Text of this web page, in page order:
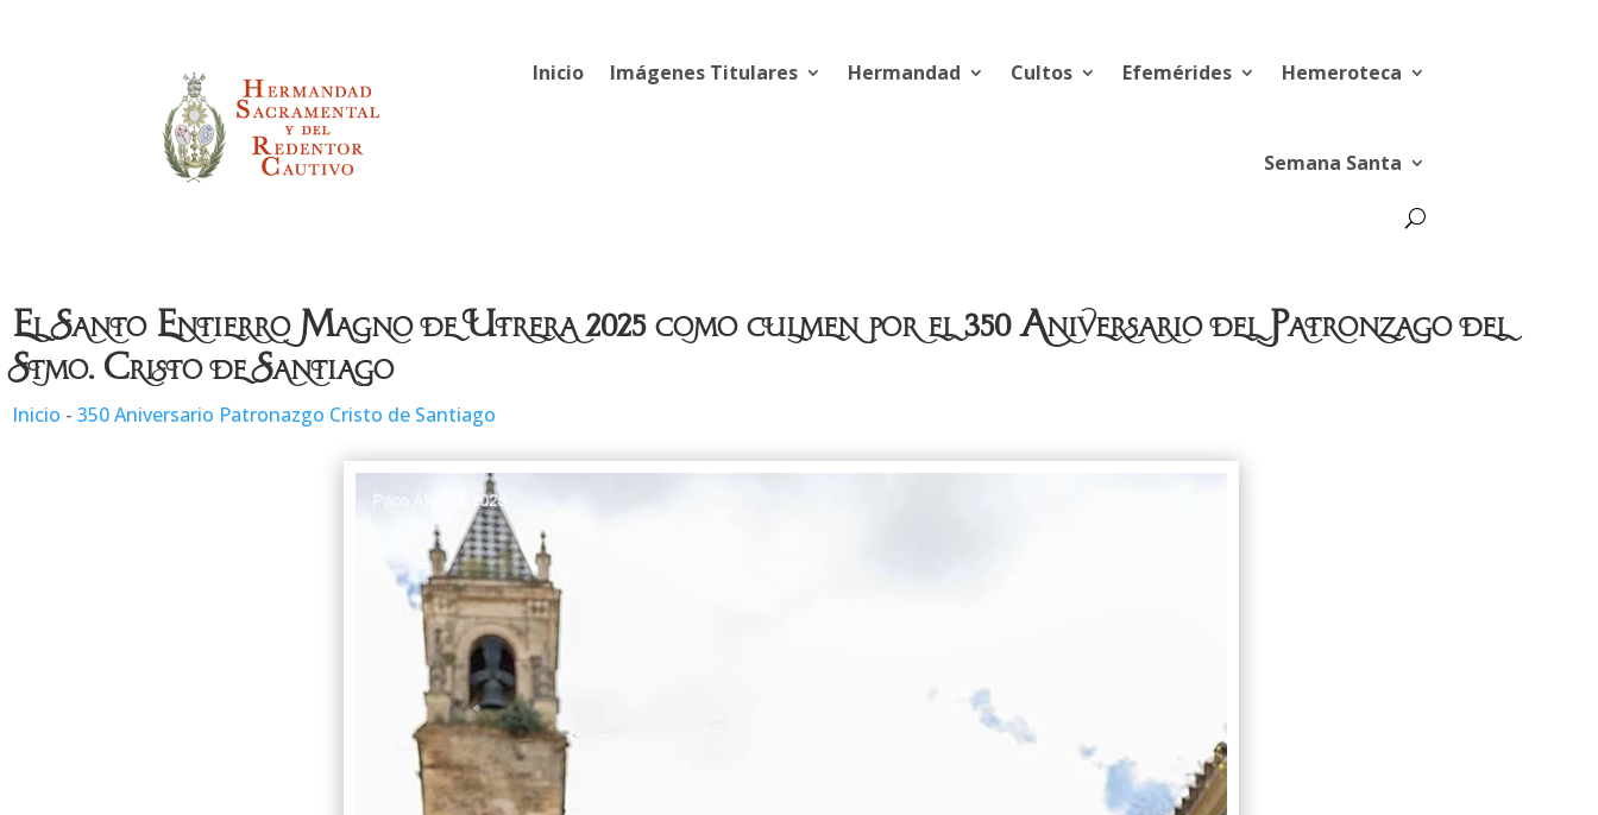
Inicio Imágenes Titulares Hermandad Cultos Efemérides Hemeroteca
Semana Santa
El Santo Entierro Magno de Utrera 2025 como culmen por el 350 Aniversario del Patronzago del
Stmo. Cristo de Santiago
Inicio - 350 Aniversario Patronazgo Cristo de Santiago